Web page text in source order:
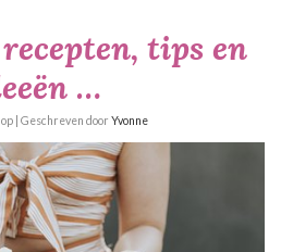
tips en
…
| Geschreven door Yvonne